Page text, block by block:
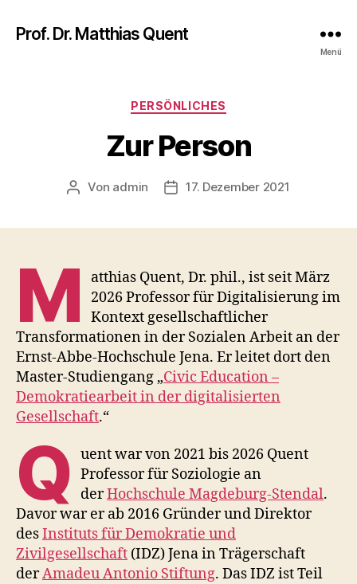
Prof. Dr. Matthias Quent
Menü
Kategorien
PERSÖNLICHES
Zur Person
Beitragsautor
Von admin Veröffentlichungsdatum
17. Dezember 2021
M
atthias Quent, Dr. phil., ist seit März
2026 Professor für Digitalisierung im
Kontext gesellschaftlicher
Transformationen in der Sozialen Arbeit an der
Ernst-Abbe-Hochschule Jena. Er leitet dort den
Master-Studiengang „Civic Education –
Demokratiearbeit in der digitalisierten
Gesellschaft.“
Q uent war von 2021 bis 2026 Quent
Professor für Soziologie an
derHochschule Magdeburg-Stendal.
Davor war er ab 2016 Gründer und Direktor
desInstituts für Demokratie und
Zivilgesellschaft (IDZ) Jena in Trägerschaft
derAmadeu Antonio Stiftung. Das IDZ ist Teil